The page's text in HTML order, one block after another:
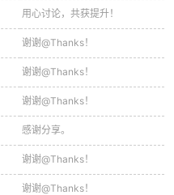
用心讨论，共获提升！
谢谢@Thanks！
谢谢@Thanks！
谢谢@Thanks！
感谢分享。
谢谢@Thanks！
谢谢@Thanks！